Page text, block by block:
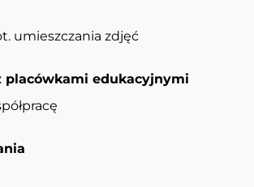
umieszczania zdjęć
placówkami edukacyjnymi